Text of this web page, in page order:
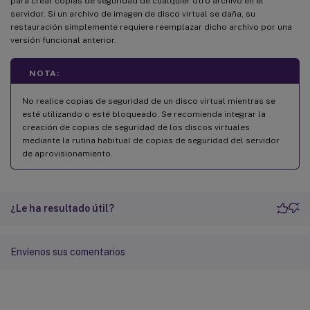
servidor. Si un archivo de imagen de disco virtual se daña, su
restauración simplemente requiere reemplazar dicho archivo por una
versión funcional anterior.
NOTA:
No realice copias de seguridad de un disco virtual mientras se
esté utilizando o esté bloqueado. Se recomienda integrar la
creación de copias de seguridad de los discos virtuales
mediante la rutina habitual de copias de seguridad del servidor
de aprovisionamiento.
¿Le ha resultado útil?
Envíenos sus comentarios